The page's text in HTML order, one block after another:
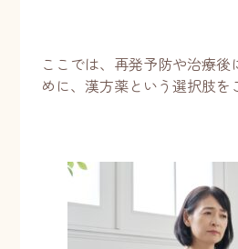
ここでは、再発予防や治療後
めに、漢方薬という選択肢を